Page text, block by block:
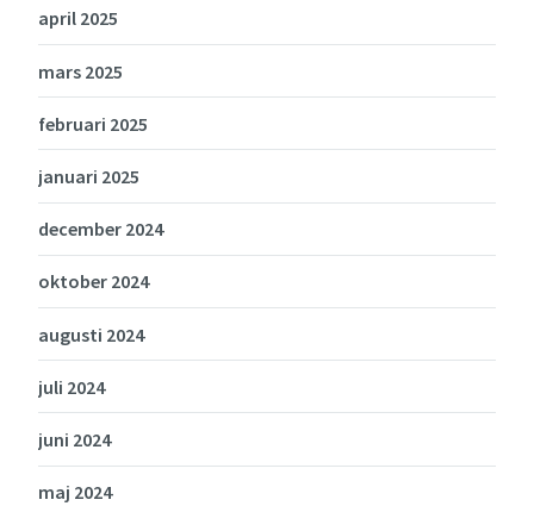
april 2025
mars 2025
februari 2025
januari 2025
december 2024
oktober 2024
augusti 2024
juli 2024
juni 2024
maj 2024